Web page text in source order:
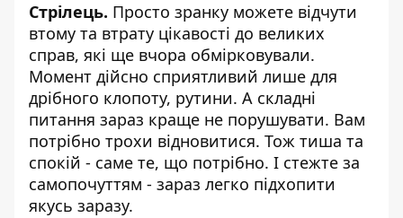
Стрілець. Просто зранку можете відчути
втому та втрату цікавості до великих
справ, які ще вчора обмірковували.
Момент дійсно сприятливий лише для
дрібного клопоту, рутини. А складні
питання зараз краще не порушувати. Вам
потрібно трохи відновитися. Тож тиша та
спокій - саме те, що потрібно. І стежте за
самопочуттям - зараз легко підхопити
якусь заразу.